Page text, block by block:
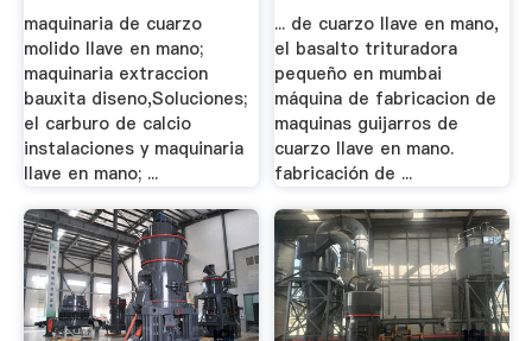
maquinaria de cuarzo
molido llave en mano;
maquinaria extraccion
bauxita diseno,Soluciones;
el carburo de calcio
instalaciones y maquinaria
llave en mano; ...
... de cuarzo llave en mano,
el basalto trituradora
pequeño en mumbai
máquina de fabricacion de
maquinas guijarros de
cuarzo llave en mano.
fabricación de ...